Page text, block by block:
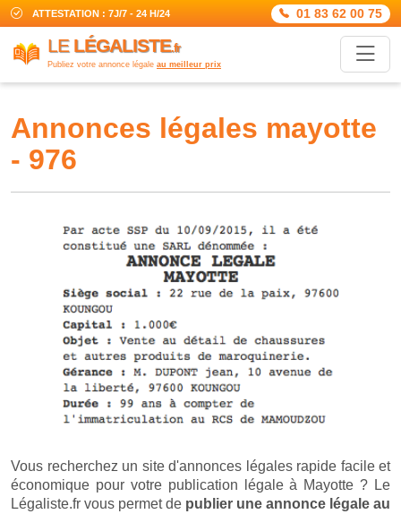
ATTESTATION : 7J/7 - 24 H/24 01 83 62 00 75
LE LÉGALISTE.fr
Publiez votre annonce légale au meilleur prix
annonces légales mayotte
- 976
Vous recherchez un site d'annonces légales rapide facile et
économique pour votre publication légale à Mayotte ? Le
Légaliste.fr vous permet de publier une annonce légale au